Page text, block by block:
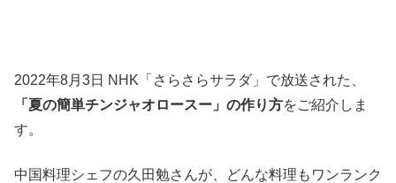
2022年8月3日 NHK「さらさらサラダ」で放送された、
「夏の簡単チンジャオロースー」の作り方をご紹介しま
す。
中国料理シェフの久田勉さんが、どんな料理もワンランク